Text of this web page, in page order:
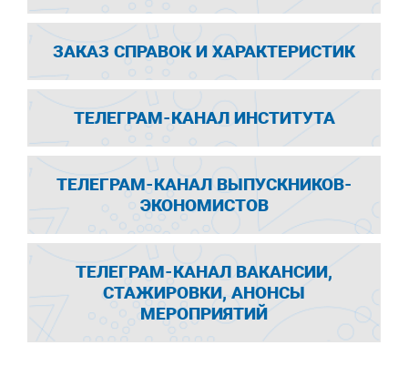
ЗАКАЗ СПРАВОК И ХАРАКТЕРИСТИК
ТЕЛЕГРАМ-КАНАЛ ИНСТИТУТА
ТЕЛЕГРАМ-КАНАЛ ВЫПУСКНИКОВ-
ЭКОНОМИСТОВ
ТЕЛЕГРАМ-КАНАЛ ВАКАНСИИ,
СТАЖИРОВКИ, АНОНСЫ
МЕРОПРИЯТИЙ